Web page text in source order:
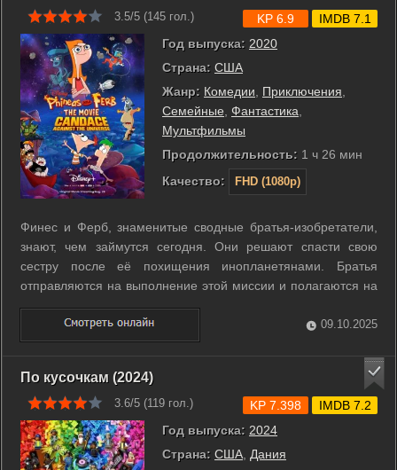
3.5/5 (145 гол.)
Год выпуска: 2020
Страна: США
Жанр: Комедии Приключения
Семейные Фантастика
Мультфильмы
Продолжительность: 1 ч 26 мин
Качество:
FHD (1080p)
KP 6.9 IMDB 7.1
Финес и Ферб, знаменитые сводные братья‑изобретатели,
знают, чем займутся сегодня. Они решают спасти свою
сестру после её похищения инопланетянами. Братья
отправляются на выполнение этой миссии и полагаются на
свои умения и выдумки. Им предстоит найти и вернуть
сестру из чуждого космического мира. ...
09.10.2025
По кусочкам (2024)
3.6/5 (119 гол.)
Год выпуска: 2024
Страна: США, Дания
KP 7.398 IMDB 7.2